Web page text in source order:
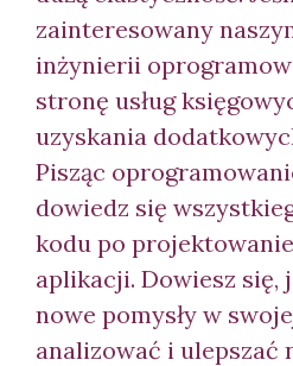
zainteresowany
inżynierii
stronę usług
uzyskania
Pisząc
dowiedz się
kodu po
aplikacji. Dowiesz się,
nowe pomysły w
analizować i ulepszać